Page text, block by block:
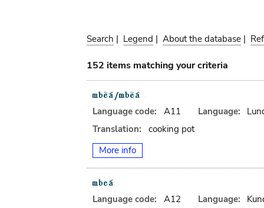
Search | Legend | About the database |
152 items matching your criteria
Language code: A11 Language:
Translation:
cooking pot
More info
Language code: A12 Language: